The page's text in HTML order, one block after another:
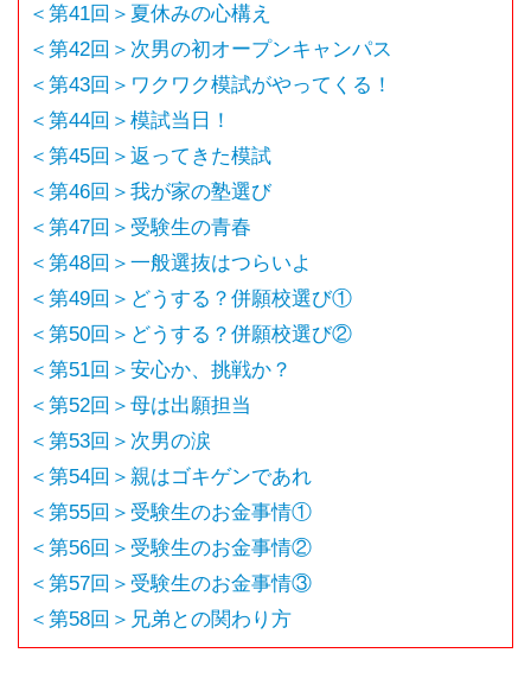
＜第41回＞夏休みの心構え
＜第42回＞次男の初オープンキャンパス
＜第43回＞ワクワク模試がやってくる！
＜第44回＞模試当日！
＜第45回＞返ってきた模試
＜第46回＞我が家の塾選び
＜第47回＞受験生の青春
＜第48回＞一般選抜はつらいよ
＜第49回＞どうする？併願校選び①
＜第50回＞どうする？併願校選び②
＜第51回＞安心か、挑戦か？
＜第52回＞母は出願担当
＜第53回＞次男の涙
＜第54回＞親はゴキゲンであれ
＜第55回＞受験生のお金事情①
＜第56回＞受験生のお金事情②
＜第57回＞受験生のお金事情③
＜第58回＞兄弟との関わり方